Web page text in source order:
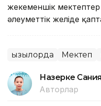
жекеменшік мектептер
әлеуметтік желіде
Қызылорда Мектеп
Назерке
Авторлар